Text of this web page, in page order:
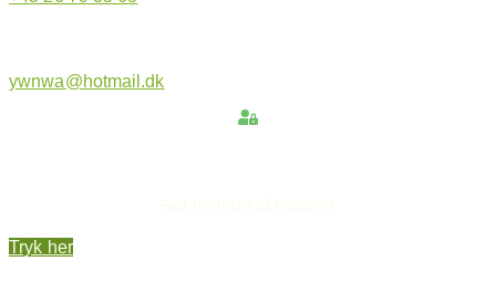
ywnwa@hotmail.dk
Tryk her